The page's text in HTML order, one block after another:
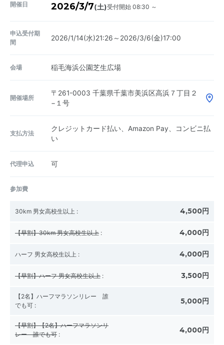
開催日 2026/3/7(土)受付開始 08:30 ～
申込受付期
間
2026/1/14(水)21:26～2026/3/6(金)17:00
会場 稲毛海浜公園芝生広場
開催場所
〒261-0003 千葉県千葉市美浜区高浜７丁目２
−１号
支払方法
クレジットカード払い、Amazon Pay、コンビニ払
い
代理申込 可
参加費
30km 男女高校生以上 : 4,500円
【早割】30km 男女高校生以上 : 4,000円
ハーフ 男女高校生以上 : 4,000円
【早割】ハーフ 男女高校生以上 : 3,500円
【2名】ハーフマラソンリレー 誰
でも可 : 5,000円
【早割】【2名】ハーフマラソンリ
レー 誰でも可 : 4,000円